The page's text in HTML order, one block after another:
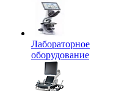
Лабораторное
оборудование